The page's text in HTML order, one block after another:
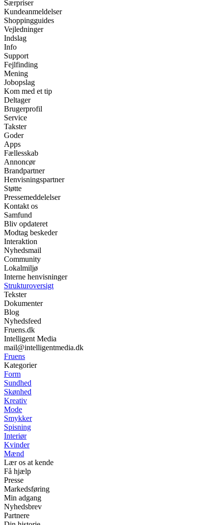
Særpriser
Kundeanmeldelser
Shoppingguides
Vejledninger
Indslag
Info
Support
Fejlfinding
Mening
Jobopslag
Kom med et tip
Deltager
Brugerprofil
Service
Takster
Goder
Apps
Fællesskab
Annoncør
Brandpartner
Henvisningspartner
Støtte
Pressemeddelelser
Kontakt os
Samfund
Bliv opdateret
Modtag beskeder
Interaktion
Nyhedsmail
Community
Lokalmiljø
Interne henvisninger
Strukturoversigt
Tekster
Dokumenter
Blog
Nyhedsfeed
Fruens.dk
Intelligent Media
mail@intelligentmedia.dk
Fruens
Kategorier
Form
Sundhed
Skønhed
Kreativ
Mode
Smykker
Spisning
Interiør
Kvinder
Mænd
Lær os at kende
Få hjælp
Presse
Markedsføring
Min adgang
Nyhedsbrev
Partnere